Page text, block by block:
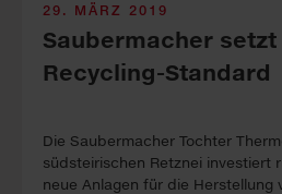
29. MÄRZ 2019
Saubermacher setzt
Recycling-Standard
Die Saubermacher Tochter
südsteirischen Retznei investiert
neue Anlagen für die Herstellung